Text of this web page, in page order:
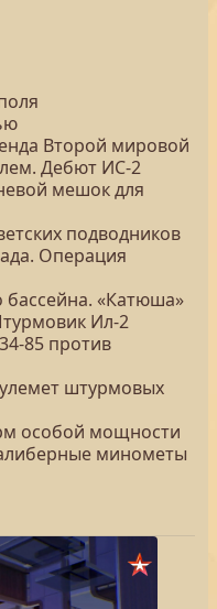
Второй мировой
Дебют ИС-2
мешок для
подводников
Операция
«Катюша»
Ил-2
85 против
штурмовых
особой мощности
минометы